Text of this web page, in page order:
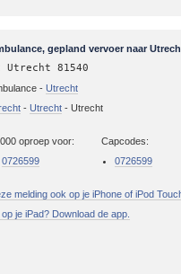
gepland vervoer naar
Utrecht 81540
- Utrecht
- Utrecht- Utrecht
oproep voor:
0726599
Capcodes:
0726599
melding ook op je iPhone of iPod
je iPad? Download de app.